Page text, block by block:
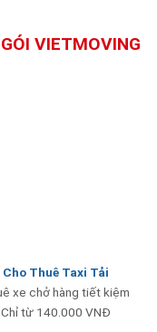
VIETMOVING
Cho Thuê Taxi Tải
xe chở hàng tiết kiệm
Chỉ từ 140.000 VNĐ